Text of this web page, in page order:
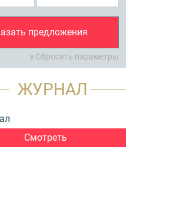
предложения
x Сбросить параметры
ЖУРНАЛ
Смотреть